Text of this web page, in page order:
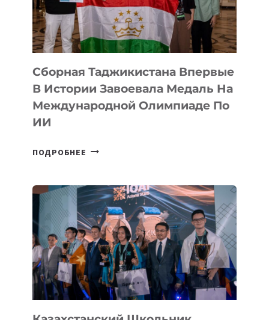
TENGRIDA:
CYBER
STEPPE
Сборная Таджикистана Впервые
В Истории Завоевала Медаль На
Международной Олимпиаде По
ИИ
ПОДРОБНЕЕ СБОРНАЯ
В
ИСТОРИИ
ЗАВОЕВАЛА
МЕДАЛЬ
НА
МЕЖДУНАРОДНОЙ
ОЛИМПИАДЕ
ПО